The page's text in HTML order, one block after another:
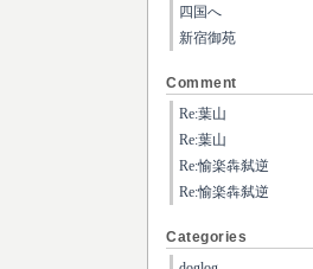
四国へ
新宿御苑
Comment
Re:葉山
Re:葉山
Re:愉楽犇弑逆
Re:愉楽犇弑逆
Categories